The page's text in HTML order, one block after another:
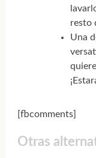
resto
Una
[fbcomments]
Otras